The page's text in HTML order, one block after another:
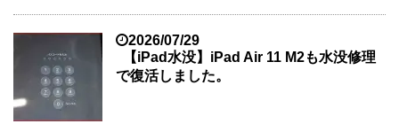
2026/07/29
【iPad水没】iPad Air 11 M2も水没修理
で復活しました。